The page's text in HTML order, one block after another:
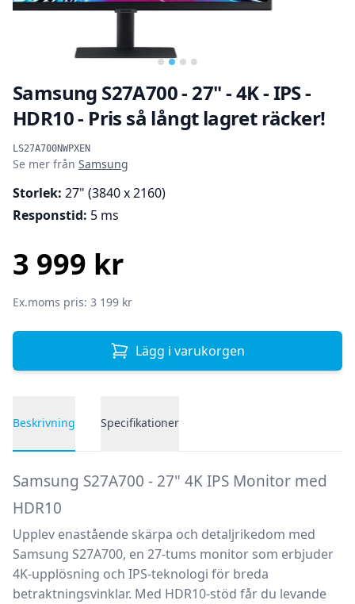
Samsung S27A700 - 27" - 4K - IPS -
HDR10 - Pris så långt lagret räcker!
LS27A700NWPXEN
Produktinformation
Se mer från Samsung
Storlek: 27" (3840 x 2160)
Responstid: 5 ms
3 999 kr
Ex.moms pris: 3 199 kr
Lägg i varukorgen
Beskrivning Specifikationer
Samsung S27A700 - 27" 4K IPS Monitor med
HDR10
Upplev enastående skärpa och detaljrikedom med
Samsung S27A700, en 27-tums monitor som erbjuder
4K-upplösning och IPS-teknologi för breda
betraktningsvinklar. Med HDR10-stöd får du levande